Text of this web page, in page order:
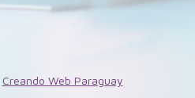
Creando Web Paraguay